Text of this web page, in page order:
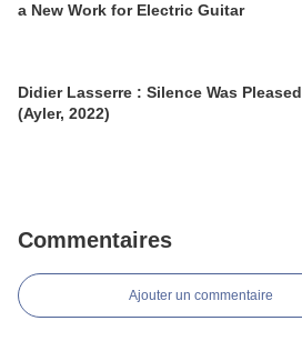
a New Work for Electric Guitar
Didier Lasserre : Silence Was Pleased
(Ayler, 2022)
Commentaires
Ajouter un commentaire